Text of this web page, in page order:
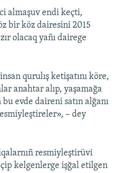
almaşuv endi keçti,
bir köz dairesini 2015
olacaq yañı dairege
qurulış ketişatını köre,
anahtar alıp, yaşamağa
evde daireni satın alğanı
– dey
resmiyleştirüvi
kelgenlerge işğal etilgen